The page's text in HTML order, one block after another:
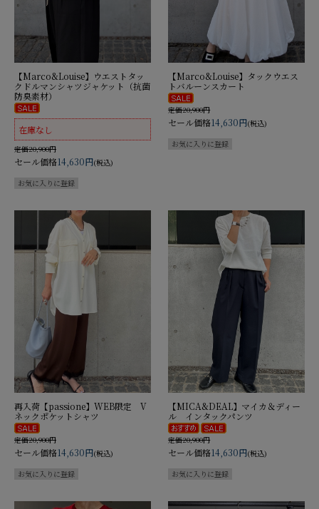
【Marco&Louise】ウエストタッ
クドルマンシャツジャケット（抗菌
防臭素材）
在庫なし
定価20,900円
セール価格14,630円(税込)
【Marco&Louise】タックウエス
トバルーンスカート
定価20,900円
セール価格14,630円(税込)
再入荷【passione】WEB限定 V
ネックポケットシャツ
定価20,900円
セール価格14,630円(税込)
【MICA&DEAL】マイカ＆ディー
ル インタックパンツ
定価20,900円
セール価格14,630円(税込)